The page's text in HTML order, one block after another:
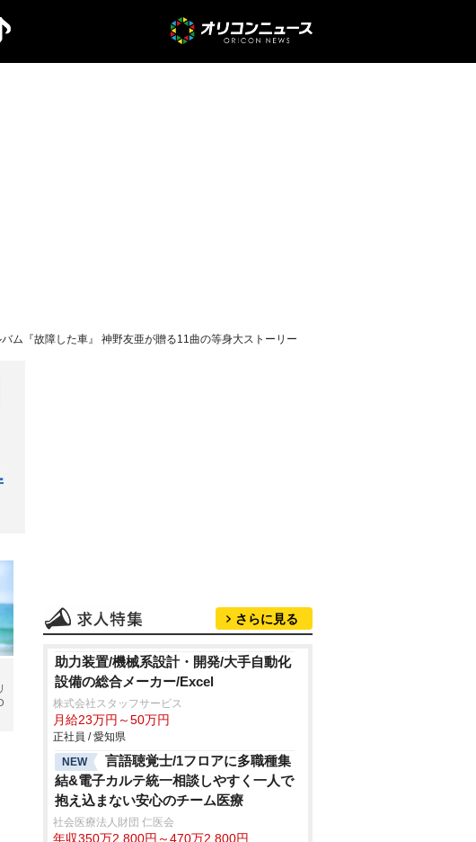
ム『故障した車』 神野友亜が贈る11曲の等身大ストーリー
さらに見る
助力装置/機械系設計・開発/大手自動化
設備の総合メーカー/Excel
株式会社スタッフサービス
月給23万円～50万円
正社員 / 愛知県
NEW
言語聴覚士/1フロアに多職種集
結&電子カルテ統一相談しやすく一人で
抱え込まない安心のチーム医療
社会医療法人財団 仁医会
年収350万2,800円～470万2,800円